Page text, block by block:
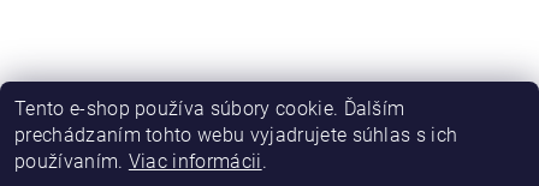
Výroba hydraulických hadíc
Tento e-shop používa súbory cookie. Ďalším
prechádzaním tohto webu vyjadrujete súhlas s ich
používaním. Viac informácii.